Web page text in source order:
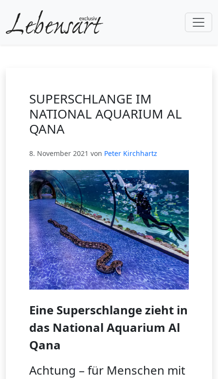
SUPERSCHLANGE IM
NATIONAL AQUARIUM AL
QANA
8. November 2021 von Peter Kirchhartz
Eine Superschlange zieht in
das National Aquarium Al
Qana
Achtung – für Menschen mit